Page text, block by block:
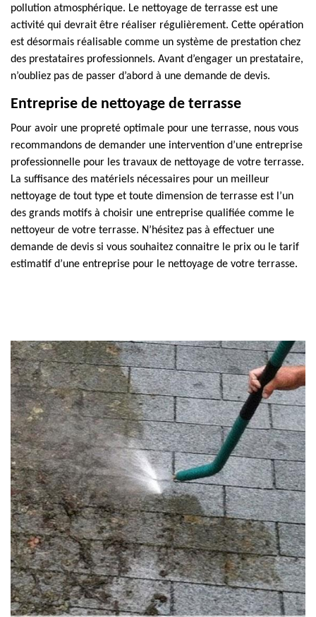
pollution atmosphérique. Le nettoyage de terrasse est une
activité qui devrait être réaliser régulièrement. Cette opération
est désormais réalisable comme un système de prestation chez
des prestataires professionnels. Avant d’engager un prestataire,
n’oubliez pas de passer d’abord à une demande de devis.
Entreprise de nettoyage de terrasse
Pour avoir une propreté optimale pour une terrasse, nous vous
recommandons de demander une intervention d’une entreprise
professionnelle pour les travaux de nettoyage de votre terrasse.
La suffisance des matériels nécessaires pour un meilleur
nettoyage de tout type et toute dimension de terrasse est l’un
des grands motifs à choisir une entreprise qualifiée comme le
nettoyeur de votre terrasse. N’hésitez pas à effectuer une
demande de devis si vous souhaitez connaitre le prix ou le tarif
estimatif d’une entreprise pour le nettoyage de votre terrasse.